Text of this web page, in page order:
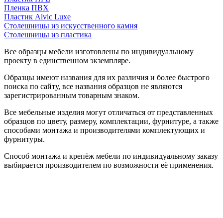
Пленка ПВХ
Пластик Alvic Luxe
Столешницы из искусственного камня
Столешницы из пластика
Все образцы мебели изготовлены по индивидуальному
проекту в единственном экземпляре.
Образцы имеют названия для их различия и более быстрого
поиска по сайту, все названия образцов не являются
зарегистрированным товарным знаком.
Все мебельные изделия могут отличаться от представленных
образцов по цвету, размеру, комплектации, фурнитуре, а также
способами монтажа и производителями комплектующих и
фурнитуры.
Способ монтажа и крепёж мебели по индивидуальному заказу
выбирается производителем по возможности её применения.